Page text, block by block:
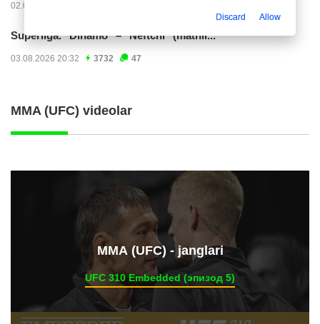
02.08.2026 01:08
Superliga. "Dinamo" – "Neftchi" (matnli...
03.08.2026 20:32 3732 47
MMA (UFC) videolar
ММА (UFC) - janglari
UFC 310 Embedded (эпизод 5)
Discard Allow